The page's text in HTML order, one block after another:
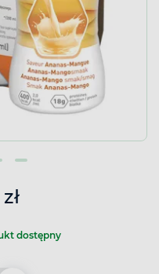
dostępny